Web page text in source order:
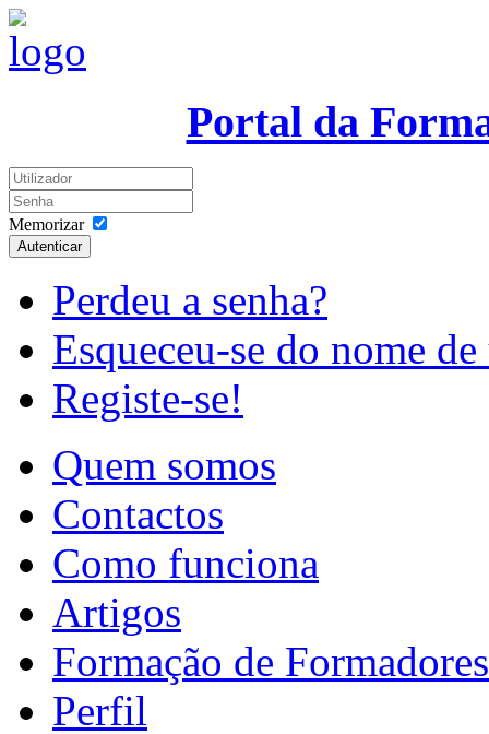
Portal da
Memorizar
Autenticar
Perdeu a senha?
Esqueceu-se do nome
Registe-se!
Quem somos
Contactos
Como funciona
Artigos
Formação de Formadores
Perfil